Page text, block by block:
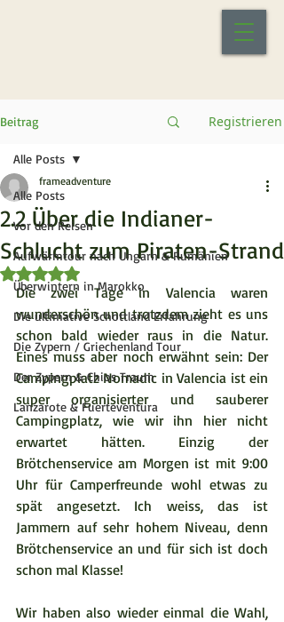
Beitrag Registrieren
Alle Posts
Vor den Reisen
Aufwärmtour nach Ungarn & Rumänien
Überwintern in Marokko
Die ultimative Schottland Erfahrung
Die Zypern / Griechenland Tour
Der Zypern & Chios Traum
Lanzarote & Fuerteventura
Alle Posts
2.2 Über die Indianer-
Schlucht zum Piraten-Strand
frameadventure
Mit NaN von 5 Sternen bewertet.
Die zwei Tage in Valencia waren
wunderschön und trotzdem zieht es uns
schon bald wieder raus in die Natur.
Eines muss aber noch erwähnt sein: Der
Campingplatz Nomadic in Valencia ist ein
super organisierter und sauberer
Campingplatz, wie wir ihn hier nicht
erwartet hätten. Einzig der
Brötchenservice am Morgen ist mit 9:00
Uhr für Camperfreunde wohl etwas zu
spät angesetzt. Ich weiss, das ist
Jammern auf sehr hohem Niveau, denn
Brötchenservice an und für sich ist doch
schon mal Klasse!
Wir haben also wieder einmal die Wahl,